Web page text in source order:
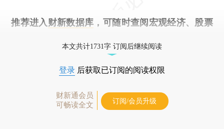
推荐进入 财新数据库 ，可随时查阅宏观经济、股票
本文共计1731字 订阅后继续阅读
登录 后获取已订阅的阅读权限
财新通会员
可畅读全文
订阅/会员升级